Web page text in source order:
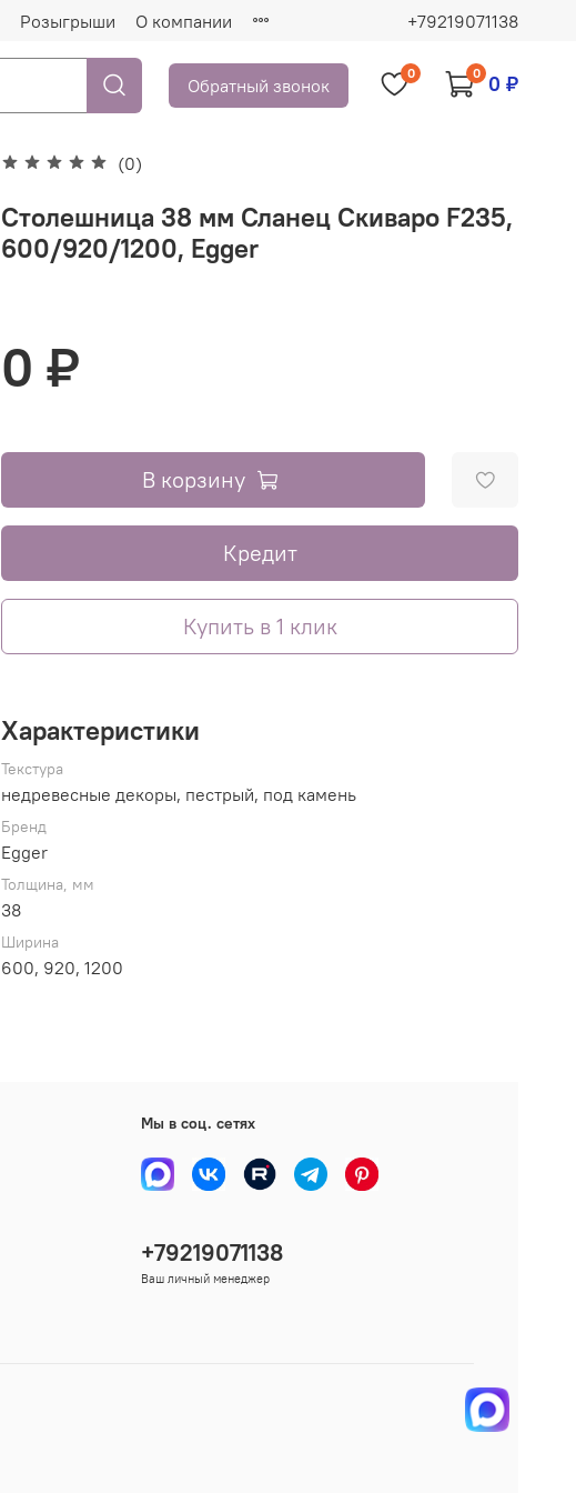
Розыгрыши О компании +79219071138
Обратный звонок
0 0 0 ₽
(0)
Столешница 38 мм Сланец Скиваро F235,
600/920/1200, Egger
0 ₽
В корзину
Кредит
Купить в 1 клик
Характеристики
Текстура
недревесные декоры, пестрый, под камень
Бренд
Egger
Толщина, мм
38
Ширина
600, 920, 1200
Мы в соц. сетях
+79219071138
Ваш личный менеджер